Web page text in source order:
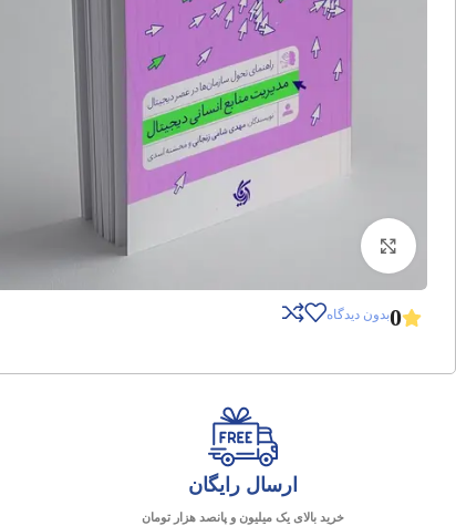
0بدون دیدگاه
ارسال رایگان
خرید بالای یک میلیون و پانصد هزار تومان